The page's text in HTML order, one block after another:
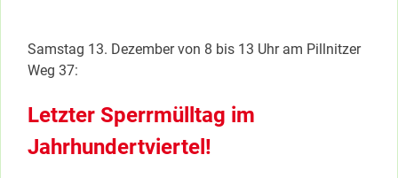
SPERRMÜLLKIEZTAG
Samstag 13. Dezember von 8 bis 13 Uhr am Pillnitzer
Weg 37:
Letzter Sperrmülltag im
Jahrhundertviertel!